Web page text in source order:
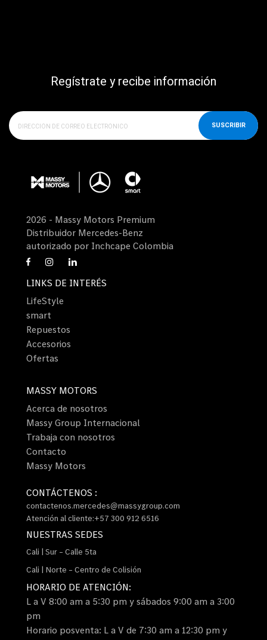
Regístrate y recibe información
SUSCRIBIR
2026 - Massy Motors Premium
Distribuidor Mercedes-Benz
autorizado por Inchcape Colombia
LINKS DE INTERÉS
LifeStyle
smart
Repuestos
Accesorios
Ofertas
MASSY MOTORS
Acerca de nosotros
Massy Group Internacional
Trabaja con nosotros
Contacto
Massy Motors
CONTÁCTENOS :
contactenos.mercedes@massygroup.com
Atención al cliente:+57 300 912 6516
NUESTRAS SEDES
Cali | Sur – Calle 5ta
Cali | Norte – Centro de Colisión
HORARIO DE ATENCIÓN:
L a V 8:00 am a 5:30 pm y sábados 9:00 am a 3:00
pm
Horario posventa: L a V de 7:30 am a 12:30 pm y